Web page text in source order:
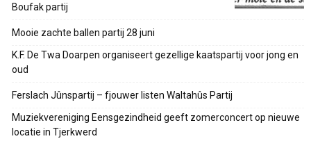
Boufak partij
Mooie zachte ballen partij 28 juni
K.F. De Twa Doarpen organiseert gezellige kaatspartij voor jong en
oud
Ferslach Jûnspartij – fjouwer listen Waltahûs Partij
Muziekvereniging Eensgezindheid geeft zomerconcert op nieuwe
locatie in Tjerkwerd